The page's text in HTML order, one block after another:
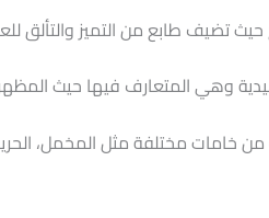
تضيف طابع من التميز والتألق
وهي المتعارف فيها حيث المظهر
مختلفة مثل المخمل، الحرير،